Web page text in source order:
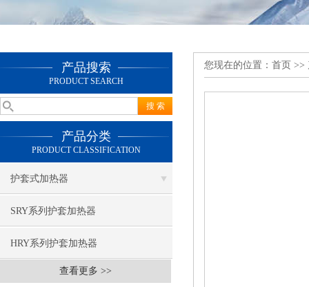
产品搜索
PRODUCT SEARCH
产品分类
PRODUCT CLASSIFICATION
护套式加热器
SRY系列护套加热器
HRY系列护套加热器
查看更多 >>
您现在的位置： 首页 >>